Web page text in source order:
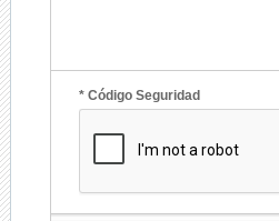
* Código Seguridad